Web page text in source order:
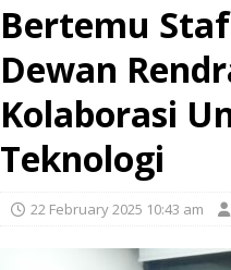
Bertemu
Dewan
Kolaborasi
Teknologi
22 February 2025 10:43 am